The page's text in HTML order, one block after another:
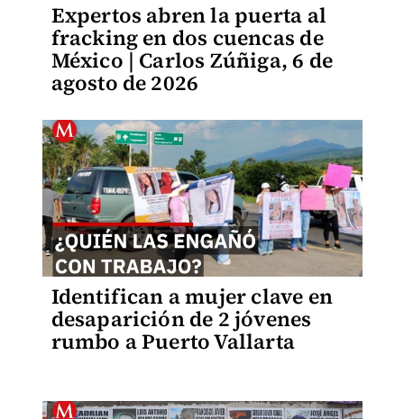
Expertos abren la puerta al
fracking en dos cuencas de
México | Carlos Zúñiga, 6 de
agosto de 2026
Identifican a mujer clave en
desaparición de 2 jóvenes
rumbo a Puerto Vallarta